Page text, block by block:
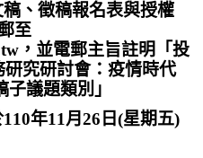
、徵稿報名表與授權
至
，並電郵主旨註明「投
究研討會：疫情時代
議題類別」
年11月26日(星期五)